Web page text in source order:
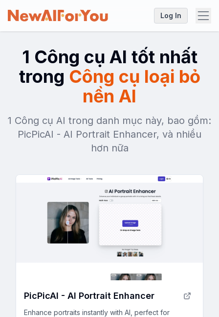
Log In
1 Công cụ AI tốt nhất
trong Công cụ loại bỏ
nền AI
1 Công cụ AI trong danh mục này, bao gồm:
PicPicAI - AI Portrait Enhancer, và nhiều
hơn nữa
PicPicAI - AI Portrait Enhancer
Enhance portraits instantly with AI, perfect for